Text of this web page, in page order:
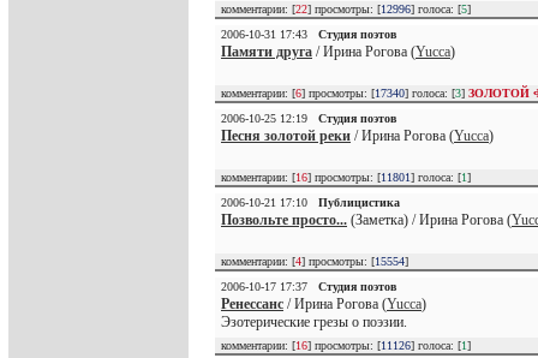
комментарии: [22] просмотры: [12996] голоса: [5]
2006-10-31 17:43
Студия поэтов
Памяти друга / Ирина Рогова (Yucca)
комментарии: [6] просмотры: [17340] голоса: [3] ЗОЛОТОЙ
2006-10-25 12:19
Студия поэтов
Песня золотой реки / Ирина Рогова (Yucca)
комментарии: [16] просмотры: [11801] голоса: [1]
2006-10-21 17:10
Публицистика
Позвольте просто... (Заметка) / Ирина Рогова (
комментарии: [4] просмотры: [15554]
2006-10-17 17:37
Студия поэтов
Ренессанс / Ирина Рогова (Yucca)
Эзотерические грезы о поэзии.
комментарии: [16] просмотры: [11126] голоса: [1]